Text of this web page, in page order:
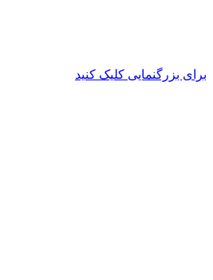
برای بزرگنمایی کلیک کنید